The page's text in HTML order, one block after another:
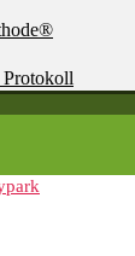
Protokoll